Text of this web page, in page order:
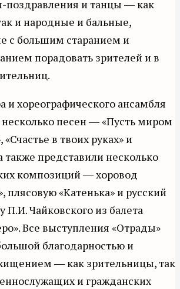
и танцы ― как
и народные и бальные,
с большим старанием и
порадовать зрителей и в
и хореографического ансамбля
несколько песен ― «Пусть миром
в твоих руках» и
представили несколько
композиций ― хоровод
плясовую «Катенька» и русский
П.И. Чайковского из балета
Все выступления «Отрады»
благодарностью и
― как зрительницы, так
и гражданских